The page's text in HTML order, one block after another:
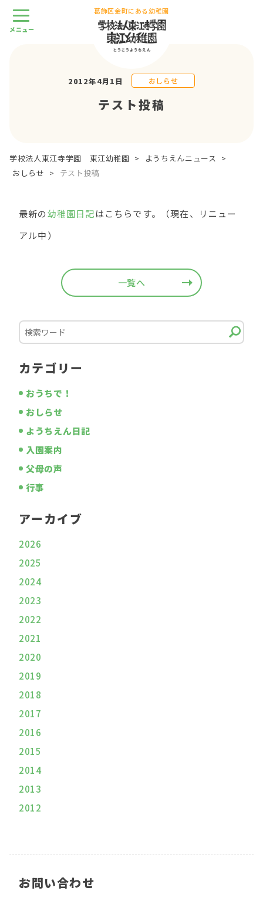
葛飾区金町にある幼稚園
2012年4月1日 おしらせ
テスト投稿
学校法人東江寺学園 東江幼稚園 > ようちえんニュース >
おしらせ > テスト投稿
最新の幼稚園日記はこちらです。（現在、リニュー
アル中）
一覧へ
カテゴリー
おうちで！
おしらせ
ようちえん日記
入園案内
父母の声
行事
アーカイブ
2026
2025
2024
2023
2022
2021
2020
2019
2018
2017
2016
2015
2014
2013
2012
お問い合わせ